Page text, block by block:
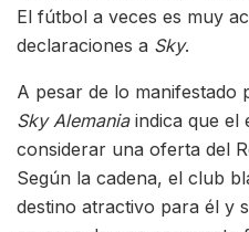
El fútbol a veces es muy
declaraciones a Sky.
A pesar de lo manifestado
Sky Alemaniaindica que el
considerar una oferta del
Según la cadena, el club
destino atractivo para él y